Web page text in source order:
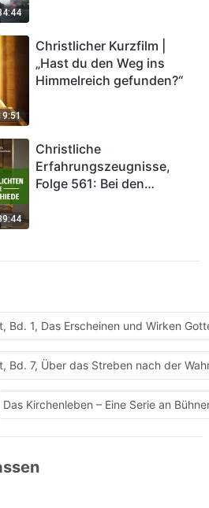
in das Königreich Gottes
eintreten?
Christlicher Kurzfilm |
„Hast du den Weg ins
Himmelreich gefunden?“
Christliche
Erfahrungszeugnisse,
Folge 561: Bei den
Bd. 1, Das Erscheinen und Wirken
Bd. 7, Über das Streben nach der
Das Kirchenleben – Eine Serie an